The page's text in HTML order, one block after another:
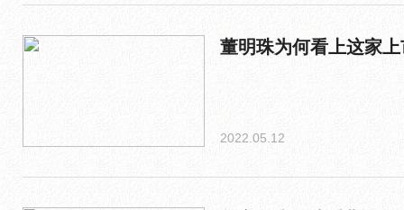
董明珠为何看上这家
2022.05.12